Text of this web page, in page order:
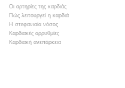
Οι αρτηρίες της καρδιάς
Πώς λειτουργεί η καρδιά
Η στεφανιαία νόσος
Καρδιακές αρρυθμίες
Καρδιακή ανεπάρκεια